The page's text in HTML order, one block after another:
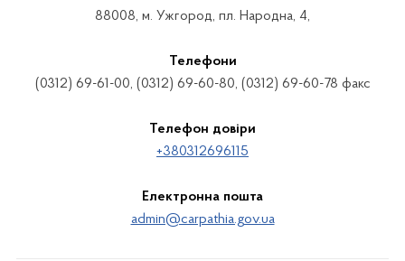
88008, м. Ужгород, пл. Народна, 4,
Телефони
(0312) 69-61-00, (0312) 69-60-80, (0312) 69-60-78 факс
Телефон довіри
+380312696115
Електронна пошта
admin@carpathia.gov.ua